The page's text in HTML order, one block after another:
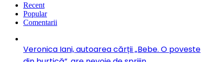
Recent
Popular
Comentarii
Veronica Iani, autoarea cărții „Bebe. O poveste